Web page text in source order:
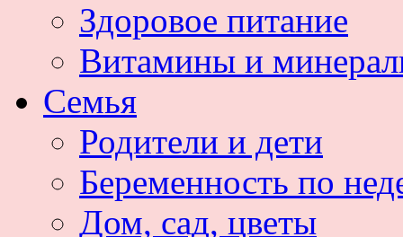
Здоровое питание
Витамины и
Семья
Родители и дети
Беременность по
Дом, сад, цветы